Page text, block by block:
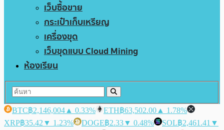
เว็บซื้อขาย
กระเป๋าเก็บเหรียญ
เครื่องขุด
เว็บขุดแบบ Cloud Mining
ห้องเรียน
BTC฿2,146,004 ▲ 0.33% ETH฿63,502.00 ▲ 1.78%
XRP฿35.42 ▼ 1.23% DOGE฿2.33▼ 0.48% SOL฿2,461.41 ▼